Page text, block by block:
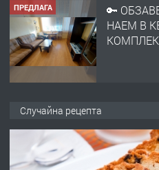
ПРЕДЛАГА
🔑
НАЕМ В
ХАСКОВО
Случайна рецепта